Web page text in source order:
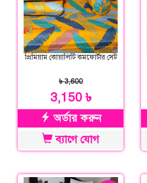
প্রিমিয়াম কোয়ালিটি কমফোর্টার সেট
৳ 3,600
3,150 ৳
অর্ডার করুন
ব্যাগে যোগ